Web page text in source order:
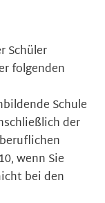
Schüler
folgenden
Schule
der
wenn Sie
bei den